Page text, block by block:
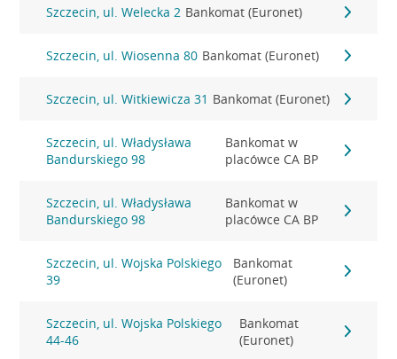
Szczecin, ul. Welecka 2 Bankomat (Euronet)
Szczecin, ul. Wiosenna 80 Bankomat (Euronet)
Szczecin, ul. Witkiewicza 31 Bankomat (Euronet)
Szczecin, ul. Władysława
Bandurskiego 98
Bankomat w
placówce CA BP
Szczecin, ul. Władysława
Bandurskiego 98
Bankomat w
placówce CA BP
Szczecin, ul. Wojska Polskiego
39
Bankomat
(Euronet)
Szczecin, ul. Wojska Polskiego
44-46
Bankomat
(Euronet)